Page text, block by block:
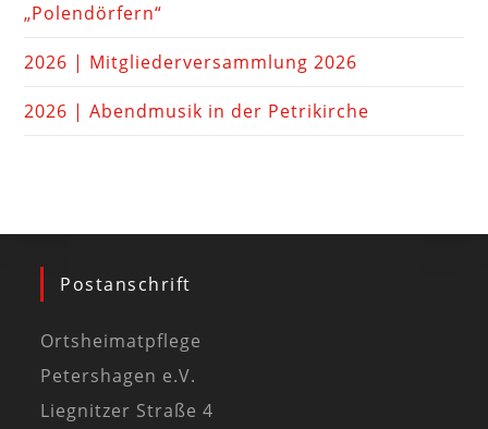
„Polendörfern“
2026 | Mitgliederversammlung 2026
2026 | Abendmusik in der Petrikirche
Postanschrift
Ortsheimatpflege
Petershagen e.V.
Liegnitzer Straße 4